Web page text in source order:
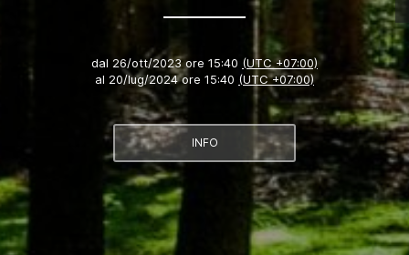
dal 26/ott/2023 ore 15:40 (UTC +07:00)
al 20/lug/2024 ore 15:40 (UTC +07:00)
INFO